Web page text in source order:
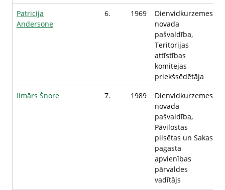
Patricija
Andersone
6. 1969
Dienvidkurzemes
novada
pašvaldība,
Teritorijas
attīstības
komitejas
priekšsēdētāja
Ilmārs Šnore
7. 1989
Dienvidkurzemes
novada
pašvaldība,
Pāvilostas
pilsētas un Sakas
pagasta
apvienības
pārvaldes
vadītājs